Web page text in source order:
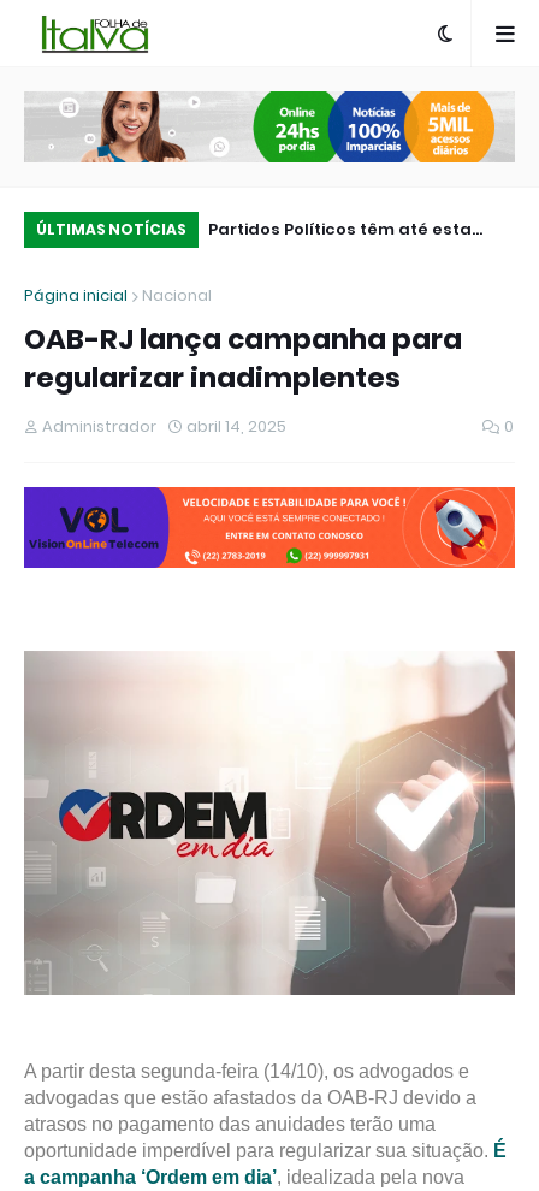
ÚLTIMAS NOTÍCIAS
apreensão de
Partidos Políticos têm até esta
convenções e definir candidaturas
Página inicial Nacional
OAB-RJ lança campanha para
regularizar inadimplentes
Administrador abril 14, 2025 0
A partir desta segunda-feira (14/10), os advogados e
advogadas que estão afastados da OAB-RJ devido a
atrasos no pagamento das anuidades terão uma
oportunidade imperdível para regularizar sua situação. É
a campanha ‘Ordem em dia’, idealizada pela nova